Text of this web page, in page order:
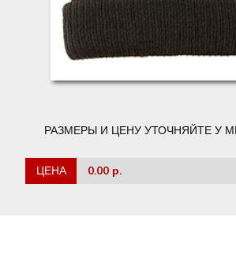
РАЗМЕРЫ И ЦЕНУ УТОЧНЯЙТЕ У
ЦЕНА 0.00 р.